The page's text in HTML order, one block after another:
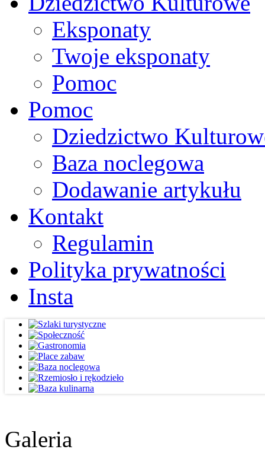
Eksponaty
Twoje eksponaty
Pomoc
Pomoc
Dziedzictwo
Baza noclegowa
Dodawanie artykułu
Kontakt
Regulamin
Polityka prywatności
Insta
Galeria